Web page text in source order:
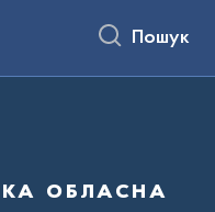
Пошук
обласна